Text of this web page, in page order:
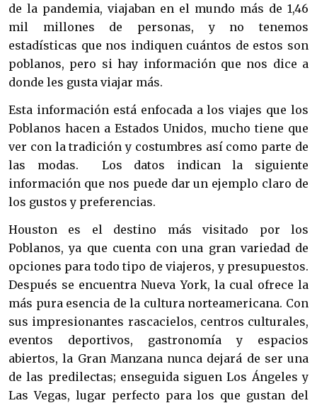
de la pandemia, viajaban en el mundo más de 1,46
mil millones de personas, y no tenemos
estadísticas que nos indiquen cuántos de estos son
poblanos, pero si hay información que nos dice a
donde les gusta viajar más.
Esta información está enfocada a los viajes que los
Poblanos hacen a Estados Unidos, mucho tiene que
ver con la tradición y costumbres así como parte de
las modas. Los datos indican la siguiente
información que nos puede dar un ejemplo claro de
los gustos y preferencias.
Houston es el destino más visitado por los
Poblanos, ya que cuenta con una gran variedad de
opciones para todo tipo de viajeros, y presupuestos.
Después se encuentra Nueva York, la cual ofrece la
más pura esencia de la cultura norteamericana. Con
sus impresionantes rascacielos, centros culturales,
eventos deportivos, gastronomía y espacios
abiertos, la Gran Manzana nunca dejará de ser una
de las predilectas; enseguida siguen Los Ángeles y
Las Vegas, lugar perfecto para los que gustan del